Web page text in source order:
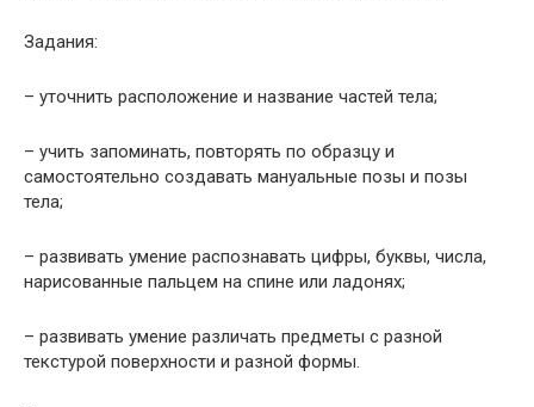
Задания:
– уточнить расположение и название частей тела;
– учить запоминать, повторять по образцу и
самостоятельно создавать мануальные позы и позы
тела;
– развивать умение распознавать цифры, буквы, числа,
нарисованные пальцем на спине или ладонях;
– развивать умение различать предметы с разной
текстурой поверхности и разной формы.